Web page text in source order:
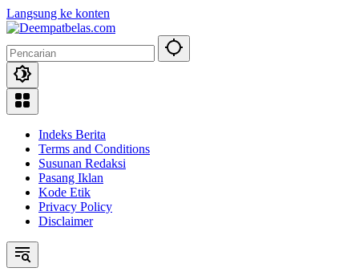
Langsung ke konten
Indeks Berita
Terms and Conditions
Susunan Redaksi
Pasang Iklan
Kode Etik
Privacy Policy
Disclaimer